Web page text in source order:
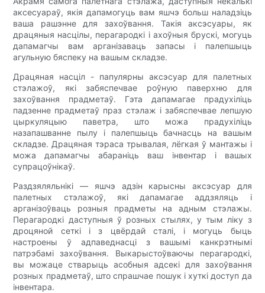
аксесуараў, якія дапамогуць вам яшчэ больш наладзіць
ваша рашэнне для захоўвання. Такія аксэсуары, як
драцяныя насцілы, перагародкі і ахоўныя брускі, могуць
дапамагчы вам арганізаваць запасы і палепшыць
агульную бяспеку на вашым складзе.
Драцяная насціл - папулярны аксэсуар для палетных
стэлажоў, які забяспечвае роўную паверхню для
захоўвання прадметаў. Гэта дапамагае прадухіліць
падзенне прадметаў праз стэлаж і забяспечвае лепшую
цыркуляцыю паветра, што можа прадухіліць
назапашванне пылу і палепшыць бачнасць на вашым
складзе. Драцяная тэраса трывалая, лёгкая ў мантажы і
можа дапамагчы абараніць ваш інвентар і вашых
супрацоўнікаў.
Раздзяляльнікі — яшчэ адзін карысны аксэсуар для
палетных стэлажоў, які дапамагае аддзяляць і
арганізоўваць розныя прадметы на адным стэлажы.
Перагародкі даступныя ў розных стылях, у тым ліку з
дроцяной сеткі і з цвёрдай сталі, і могуць быць
настроены ў адпаведнасці з вашымі канкрэтнымі
патрэбамі захоўвання. Выкарыстоўваючы перагародкі,
вы можаце стварыць асобныя адсекі для захоўвання
розных прадметаў, што спрашчае пошук і хуткі доступ да
інвентара.